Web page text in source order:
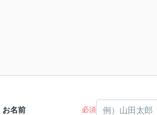
お名前 必須